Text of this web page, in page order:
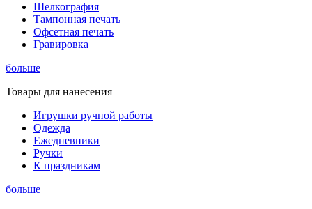
Шелкография
Тампонная печать
Офсетная печать
Гравировка
больше
Товары для нанесения
Игрушки ручной работы
Одежда
Ежедневники
Ручки
К праздникам
больше